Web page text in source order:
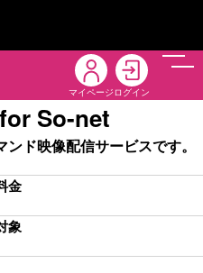
マイページ ログイン
メニ
So-net
ド映像配信サービスです。
金
象